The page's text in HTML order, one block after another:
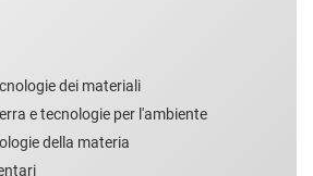
dei materiali
e tecnologie per l'ambiente
della materia